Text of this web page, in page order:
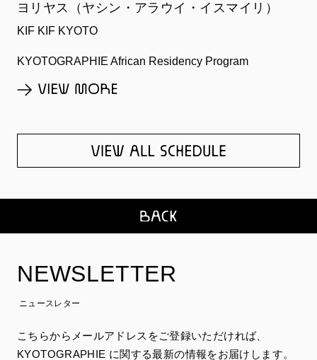
ヨリヤス（ヤシン・アラウイ・イスマイリ）
KIF KIF KYOTO
KYOTOGRAPHIE African Residency Program
NEWSLETTER
ニュースレター
こちらからメールアドレスをご登録いただければ、
KYOTOGRAPHIE に関する最新の情報をお届けします。